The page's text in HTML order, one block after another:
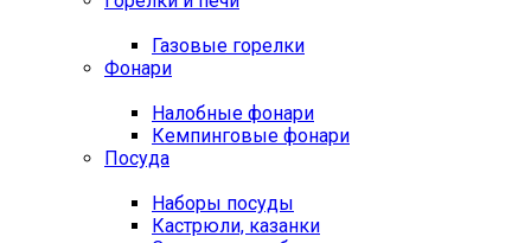
Газовые горелки
Фонари
Налобные фонари
Кемпинговые фонари
Посуда
Наборы посуды
Кастрюли, казанки